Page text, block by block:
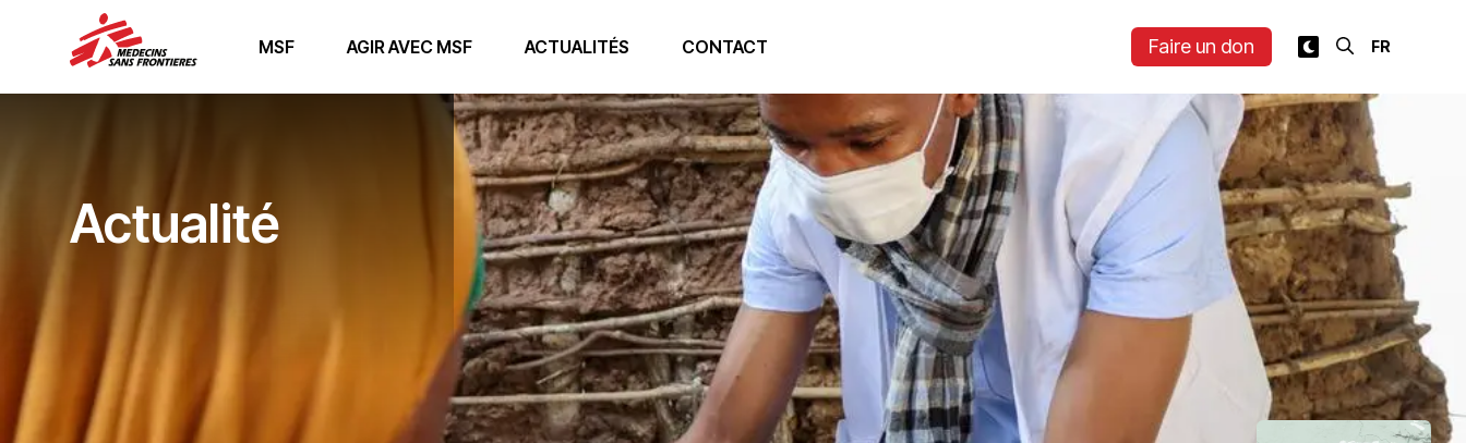
MSF AGIR AVEC MSF ACTUALITÉS CONTACT Faire un don
Actualité